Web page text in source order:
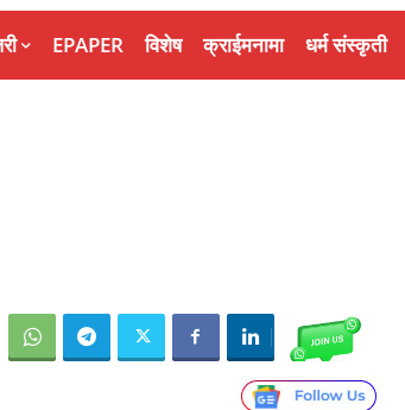
EPAPER विशेष क्राईमनामा धर्म संस्कृती